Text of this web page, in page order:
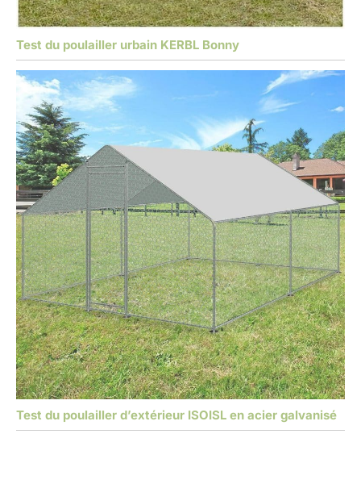
Test du poulailler urbain KERBL Bonny
Test du poulailler d’extérieur ISOISL en acier galvanisé